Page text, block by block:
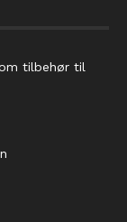
tilbehør til